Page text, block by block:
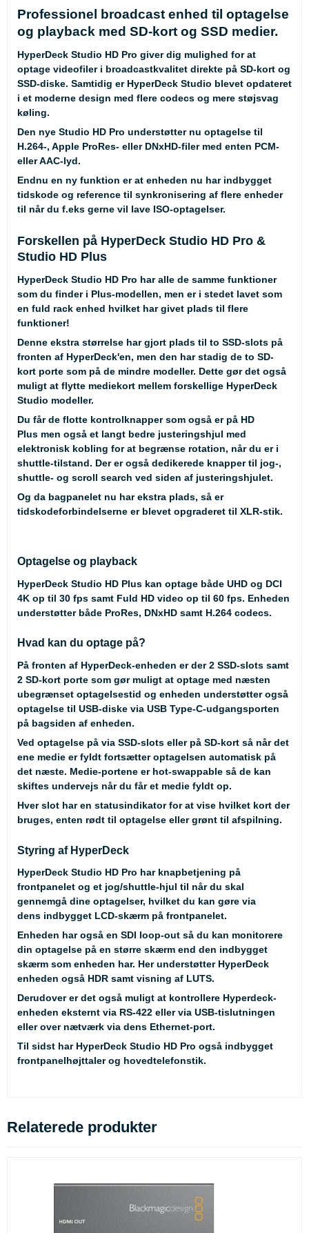
Professionel broadcast enhed til optagelse
og playback med SD-kort og SSD medier.
HyperDeck Studio HD Pro giver dig mulighed for at
optage videofiler i broadcastkvalitet direkte på SD-kort og
SSD-diske. Samtidig er HyperDeck Studio blevet opdateret
i et moderne design med flere codecs og mere støjsvag
køling.
Den nye Studio HD Pro understøtter nu optagelse til
H.264-, Apple ProRes- eller DNxHD-filer med enten PCM-
eller AAC-lyd.
Endnu en ny funktion er at enheden nu har indbygget
tidskode og reference til synkronisering af flere enheder
til når du f.eks gerne vil lave ISO-optagelser.
Forskellen på HyperDeck Studio HD Pro &
Studio HD Plus
HyperDeck Studio HD Pro har alle de samme funktioner
som du finder i Plus-modellen, men er i stedet lavet som
en fuld rack enhed hvilket har givet plads til flere
funktioner!
Denne ekstra størrelse har gjort plads til to SSD-slots på
fronten af HyperDeck'en, men den har stadig de to SD-
kort porte som på de mindre modeller. Dette gør det også
muligt at flytte mediekort mellem forskellige HyperDeck
Studio modeller.
Du får de flotte kontrolknapper som også er på HD
Plus men også et langt bedre justeringshjul med
elektronisk kobling for at begrænse rotation, når du er i
shuttle-tilstand. Der er også dedikerede knapper til jog-,
shuttle- og scroll search ved siden af justeringshjulet.
Og da bagpanelet nu har ekstra plads, så er
tidskodeforbindelserne er blevet opgraderet til XLR-stik.
Optagelse og playback
HyperDeck Studio HD Plus kan optage både UHD og DCI
4K op til 30 fps samt Fuld HD video op til 60 fps. Enheden
understøtter både ProRes, DNxHD samt H.264 codecs.
Hvad kan du optage på?
På fronten af HyperDeck-enheden er der 2 SSD-slots samt
2 SD-kort porte som gør muligt at optage med næsten
ubegrænset optagelsestid og enheden understøtter også
optagelse til USB-diske via USB Type-C-udgangsporten
på bagsiden af enheden.
Ved optagelse på via SSD-slots eller på SD-kort så når det
ene medie er fyldt fortsætter optagelsen automatisk på
det næste. Medie-portene er hot-swappable så de kan
skiftes undervejs når du får et medie fyldt op.
Hver slot har en statusindikator for at vise hvilket kort der
bruges, enten rødt til optagelse eller grønt til afspilning.
Styring af HyperDeck
HyperDeck Studio HD Pro har knapbetjening på
frontpanelet og et jog/shuttle-hjul til når du skal
gennemgå dine optagelser, hvilket du kan gøre via
dens indbygget LCD-skærm på frontpanelet.
Enheden har også en SDI loop-out så du kan monitorere
din optagelse på en større skærm end den indbygget
skærm som enheden har. Her understøtter HyperDeck
enheden også HDR samt visning af LUTS.
Derudover er det også muligt at kontrollere Hyperdeck-
enheden eksternt via RS-422 eller via USB-tislutningen
eller over nætværk via dens Ethernet-port.
Til sidst har HyperDeck Studio HD Pro også indbygget
frontpanelhøjttaler og hovedtelefonstik.
Relaterede produkter